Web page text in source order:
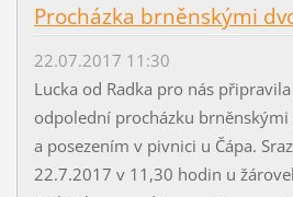
Procházka brněnskými
22.07.2017 11:30
Lucka od Radka pro nás
odpolední procházku
a posezením v pivnici u Čápa.
22.7.2017 v 11,30 hodin u